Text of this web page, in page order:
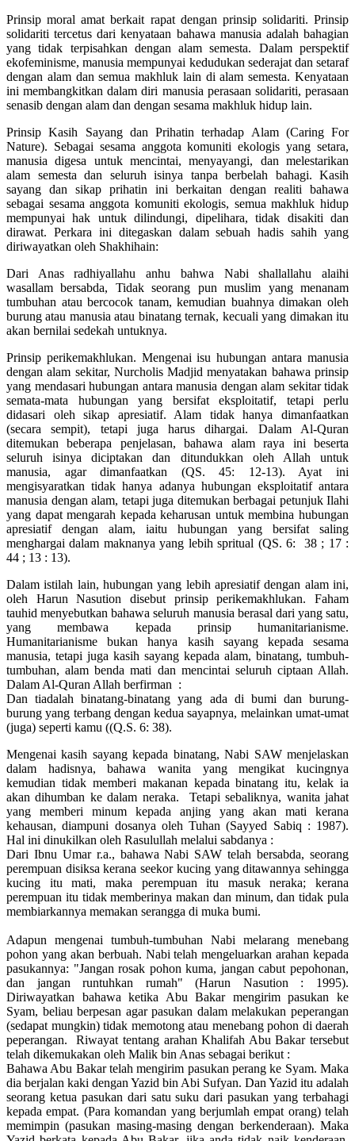
Prinsip moral amat berkait rapat dengan prinsip solidariti. Prinsip
solidariti tercetus dari kenyataan bahawa manusia adalah bahagian
yang tidak terpisahkan dengan alam semesta. Dalam perspektif
ekofeminisme, manusia mempunyai kedudukan sederajat dan setaraf
dengan alam dan semua makhluk lain di alam semesta. Kenyataan
ini membangkitkan dalam diri manusia perasaan solidariti, perasaan
senasib dengan alam dan dengan sesama makhluk hidup lain.
Prinsip Kasih Sayang dan Prihatin terhadap Alam (Caring For
Nature). Sebagai sesama anggota komuniti ekologis yang setara,
manusia digesa untuk mencintai, menyayangi, dan melestarikan
alam semesta dan seluruh isinya tanpa berbelah bahagi. Kasih
sayang dan sikap prihatin ini berkaitan dengan realiti bahawa
sebagai sesama anggota komuniti ekologis, semua makhluk hidup
mempunyai hak untuk dilindungi, dipelihara, tidak disakiti dan
dirawat. Perkara ini ditegaskan dalam sebuah hadis sahih yang
diriwayatkan oleh Shakhihain:
Dari Anas radhiyallahu anhu bahwa Nabi shallallahu alaihi
wasallam bersabda, Tidak seorang pun muslim yang menanam
tumbuhan atau bercocok tanam, kemudian buahnya dimakan oleh
burung atau manusia atau binatang ternak, kecuali yang dimakan itu
akan bernilai sedekah untuknya.
Prinsip perikemakhlukan. Mengenai isu hubungan antara manusia
dengan alam sekitar, Nurcholis Madjid menyatakan bahawa prinsip
yang mendasari hubungan antara manusia dengan alam sekitar tidak
semata-mata hubungan yang bersifat eksploitatif, tetapi perlu
didasari oleh sikap apresiatif. Alam tidak hanya dimanfaatkan
(secara sempit), tetapi juga harus dihargai. Dalam Al-Quran
ditemukan beberapa penjelasan, bahawa alam raya ini beserta
seluruh isinya diciptakan dan ditundukkan oleh Allah untuk
manusia, agar dimanfaatkan (QS. 45: 12-13). Ayat ini
mengisyaratkan tidak hanya adanya hubungan eksploitatif antara
manusia dengan alam, tetapi juga ditemukan berbagai petunjuk Ilahi
yang dapat mengarah kepada keharusan untuk membina hubungan
apresiatif dengan alam, iaitu hubungan yang bersifat saling
menghargai dalam maknanya yang lebih spritual (QS. 6: 38 ; 17 :
44 ; 13 : 13).
Dalam istilah lain, hubungan yang lebih apresiatif dengan alam ini,
oleh Harun Nasution disebut prinsip perikemakhlukan. Faham
tauhid menyebutkan bahawa seluruh manusia berasal dari yang satu,
yang membawa kepada prinsip humanitarianisme.
Humanitarianisme bukan hanya kasih sayang kepada sesama
manusia, tetapi juga kasih sayang kepada alam, binatang, tumbuh-
tumbuhan, alam benda mati dan mencintai seluruh ciptaan Allah.
Dalam Al-Quran Allah berfirman :
Dan tiadalah binatang-binatang yang ada di bumi dan burung-
burung yang terbang dengan kedua sayapnya, melainkan umat-umat
(juga) seperti kamu ((Q.S. 6: 38).
Mengenai kasih sayang kepada binatang, Nabi SAW menjelaskan
dalam hadisnya, bahawa wanita yang mengikat kucingnya
kemudian tidak memberi makanan kepada binatang itu, kelak ia
akan dihumban ke dalam neraka. Tetapi sebaliknya, wanita jahat
yang memberi minum kepada anjing yang akan mati kerana
kehausan, diampuni dosanya oleh Tuhan (Sayyed Sabiq : 1987).
Hal ini dinukilkan oleh Rasulullah melalui sabdanya :
Dari Ibnu Umar r.a., bahawa Nabi SAW telah bersabda, seorang
perempuan disiksa kerana seekor kucing yang ditawannya sehingga
kucing itu mati, maka perempuan itu masuk neraka; kerana
perempuan itu tidak memberinya makan dan minum, dan tidak pula
membiarkannya memakan serangga di muka bumi.
Adapun mengenai tumbuh-tumbuhan Nabi melarang menebang
pohon yang akan berbuah. Nabi telah mengeluarkan arahan kepada
pasukannya: "Jangan rosak pohon kuma, jangan cabut pepohonan,
dan jangan runtuhkan rumah" (Harun Nasution : 1995).
Diriwayatkan bahawa ketika Abu Bakar mengirim pasukan ke
Syam, beliau berpesan agar pasukan dalam melakukan peperangan
(sedapat mungkin) tidak memotong atau menebang pohon di daerah
peperangan. Riwayat tentang arahan Khalifah Abu Bakar tersebut
telah dikemukakan oleh Malik bin Anas sebagai berikut :
Bahawa Abu Bakar telah mengirim pasukan perang ke Syam. Maka
dia berjalan kaki dengan Yazid bin Abi Sufyan. Dan Yazid itu adalah
seorang ketua pasukan dari satu suku dari pasukan yang terbahagi
kepada empat. (Para komandan yang berjumlah empat orang) telah
memimpin (pasukan masing-masing dengan berkenderaan). Maka